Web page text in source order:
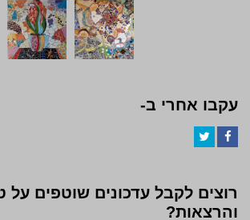
עקבו אחרי ב-
רוצים לקבל עדכונים שוטפים על
והרצאות?